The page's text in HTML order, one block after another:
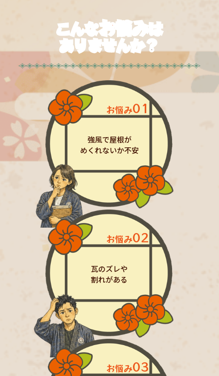
こんなお悩みは
ありませんか？
お悩み01
強風で屋根が
めくれないか不安
お悩み02
瓦のズレや
割れがある
お悩み03